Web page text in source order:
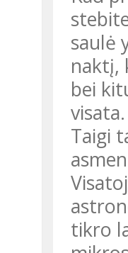
saulė
naktį,
bei
visata.
Taigi
tikro